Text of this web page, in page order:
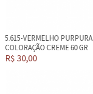
5.615-VERMELHO PURPURA
COLORAÇÃO CREME 60 GR
R$ 30,00